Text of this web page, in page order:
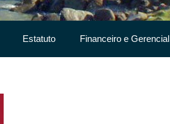
Estatuto Financeiro e Gerencial